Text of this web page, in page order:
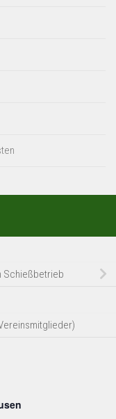
Schießbetrieb